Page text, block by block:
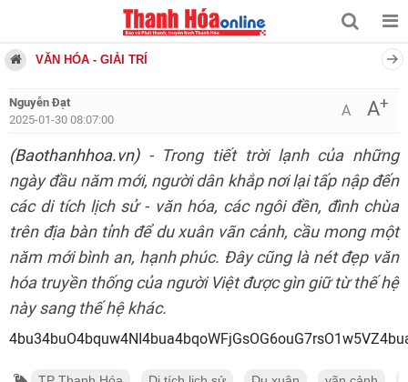
VĂN HÓA - GIẢI TRÍ
Nguyễn Đạt
2025-01-30 08:07:00
A A+
(Baothanhhoa.vn)- Trong tiết trời lạnh của những
ngày đầu năm mới, người dân khắp nơi lại tấp nập đến
các di tích lịch sử - văn hóa, các ngôi đền, đình chùa
trên địa bàn tỉnh để du xuân vãn cảnh, cầu mong một
năm mới bình an, hạnh phúc. Đây cũng là nét đẹp văn
hóa truyền thống của người Việt được gìn giữ từ thế hệ
này sang thế hệ khác.